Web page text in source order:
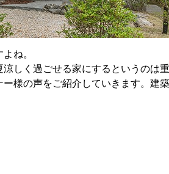
ね。
しく過ごせる家にするというのは
様の声をご紹介していきます。建